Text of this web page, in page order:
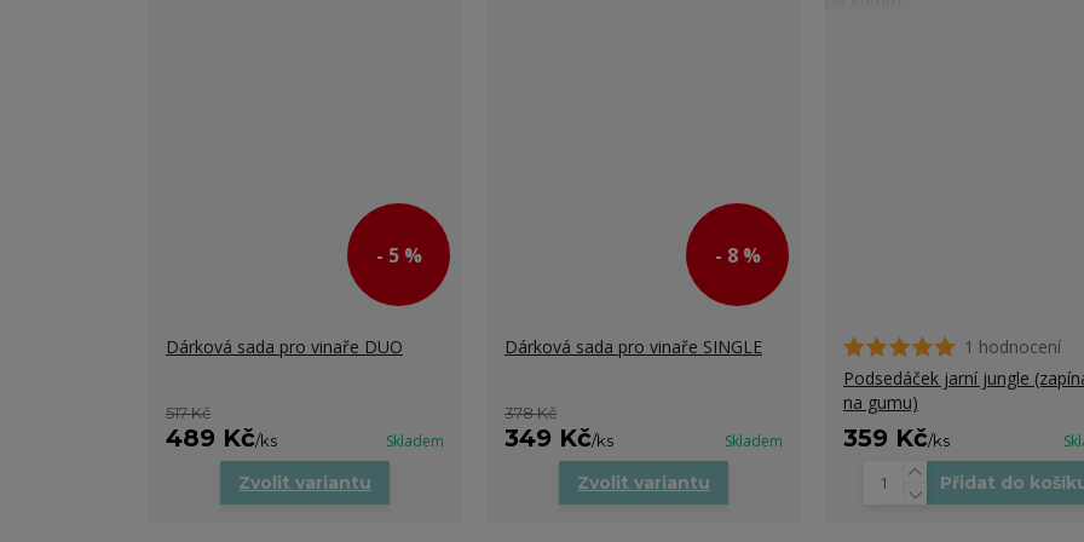
- 5 %
Dárková sada pro vinaře DUO
517 Kč
489 Kč/ks Skladem
Zvolit variantu
- 8 %
Dárková sada pro vinaře SINGLE
378 Kč
349 Kč/ks Skladem
Zvolit variantu
1 hodnocení
Podsedáček jarní jungle
na gumu)
359 Kč/ks
Přidat do